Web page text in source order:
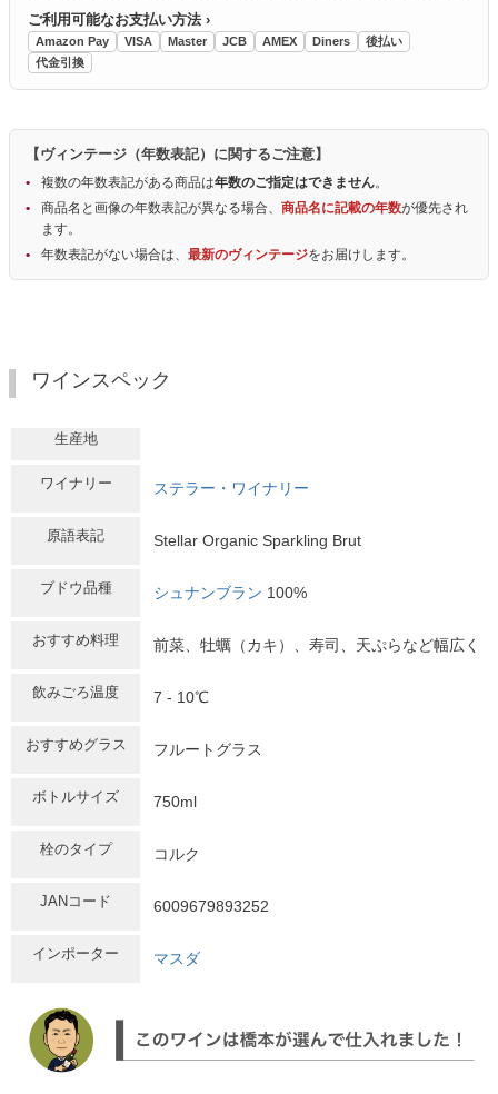
ご利用可能なお支払い方法 ›
Amazon Pay VISA Master JCB AMEX Diners
後払い
代金引換
【ヴィンテージ（年数表記）に関するご注意】
複数の年数表記がある商品は年数のご指定はできません。
商品名と画像の年数表記が異なる場合、 商品名に記載の年数が優先され
ます。
年数表記がない場合は、 最新のヴィンテージをお届けします。
ワインスペック
生産地
ワイナリー ステラー・ワイナリー
原語表記 Stellar Organic Sparkling Brut
ブドウ品種 シュナンブラン 100%
おすすめ料理 前菜、牡蠣（カキ）、寿司、天ぷらなど幅広く
飲みごろ温度 7 - 10℃
おすすめグラス フルートグラス
ボトルサイズ 750ml
栓のタイプ コルク
JANコード 6009679893252
インポーター マスダ